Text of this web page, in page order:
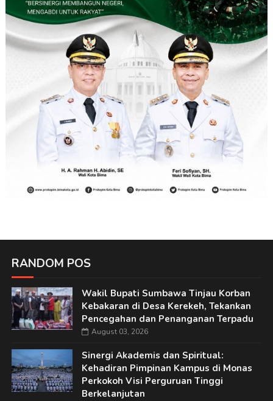
RANDOM POS
Wakil Bupati Sumbawa Tinjau Korban
Kebakaran di Desa Kerekeh, Tekankan
Pencegahan dan Penanganan Terpadu
August 03, 2026
Sinergi Akademis dan Spiritual:
Kehadiran Pimpinan Kampus di Monas
Perkokoh Visi Perguruan Tinggi
Berkelanjutan